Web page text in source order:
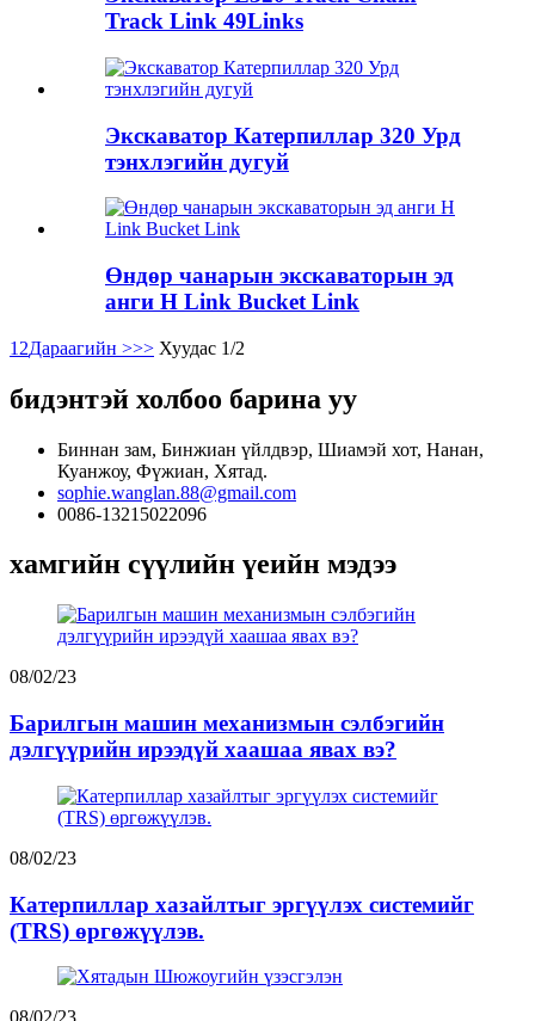
Track Link 49Links
Экскаватор Катерпиллар 320 Урд
тэнхлэгийн дугуй
Өндөр чанарын экскаваторын эд
анги H Link Bucket Link
1 2Дараагийн >>> Хуудас 1/2
бидэнтэй холбоо барина уу
Биннан зам, Бинжиан үйлдвэр, Шиамэй хот, Нанан,
Куанжоу, Фүжиан, Хятад.
sophie.wanglan.88@gmail.com
0086-13215022096
хамгийн сүүлийн үеийн мэдээ
08/02/23
Барилгын машин механизмын сэлбэгийн
дэлгүүрийн ирээдүй хаашаа явах вэ?
08/02/23
Катерпиллар хазайлтыг эргүүлэх системийг
(TRS) өргөжүүлэв.